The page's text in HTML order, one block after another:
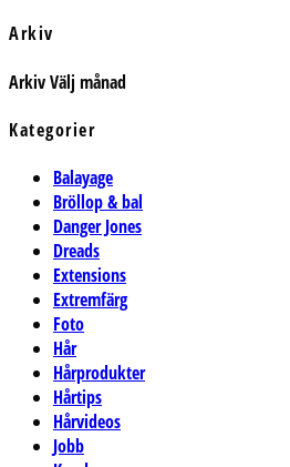
Arkiv
ArkivVälj månad
Kategorier
Balayage
Bröllop & bal
Danger Jones
Dreads
Extensions
Extremfärg
Foto
Hår
Hårprodukter
Hårtips
Hårvideos
Jobb